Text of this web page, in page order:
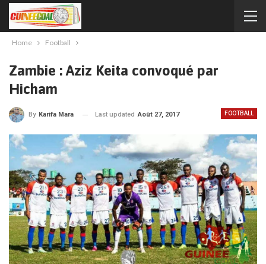
Home Football
Zambie : Aziz Keita convoqué par
Hicham
FOOTBALL
By Karifa Mara Last updated Août 27, 2017